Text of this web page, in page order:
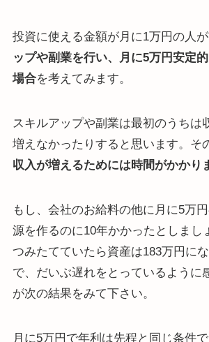
投資に使える金額が月に1万円の人が
ップや副業を行い、月に5万円安定
場合を考えてみます。
スキルアップや副業は最初のうちは
増えなかったりすると思います。そ
収入が増えるためには時間がかかり
もし、会社のお給料の他に月に5万
源を作るのに10年かかったとしまし
つみたてていたら資産は183万円に
で、だいぶ遅れをとっているように
が次の結果をみて下さい。
月に5万円で年利は先程と同じ条件